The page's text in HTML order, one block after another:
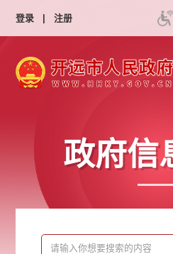
登录 | 注册
政府信